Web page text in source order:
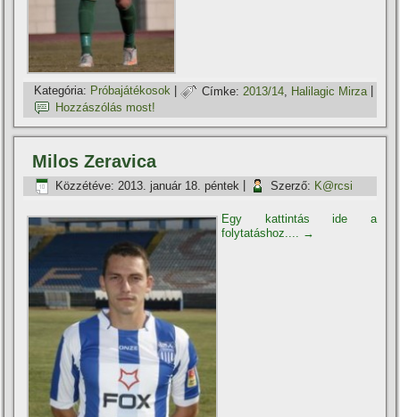
Kategória: Próbajátékosok | Címke: 2013/14 Halilagic Mirza
Hozzászólás most!
Milos Zeravica
Közzétéve: 2013. január 18. péntek Szerző: K@rcsi
Egy kattintás ide a
folytatáshoz.... →